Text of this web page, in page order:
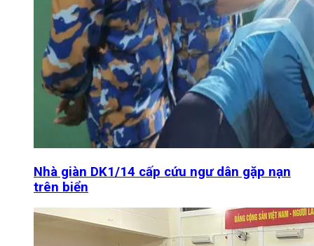
Nhà giàn DK1/14 cấp cứu ngư dân gặp nạn
trên biển